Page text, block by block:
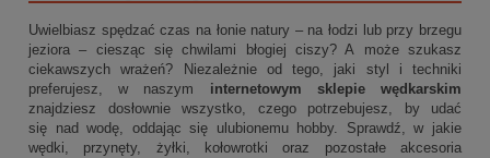
Uwielbiasz spędzać czas na łonie natury – na łodzi lub przy brzegu
jeziora – ciesząc się chwilami błogiej ciszy? A może szukasz
ciekawszych wrażeń? Niezależnie od tego, jaki styl i techniki
preferujesz, w naszym internetowym sklepie wędkarskim
znajdziesz dosłownie wszystko, czego potrzebujesz, by udać
się nad wodę, oddając się ulubionemu hobby. Sprawdź, w jakie
wędki, przynęty, żyłki, kołowrotki oraz pozostałe akcesoria